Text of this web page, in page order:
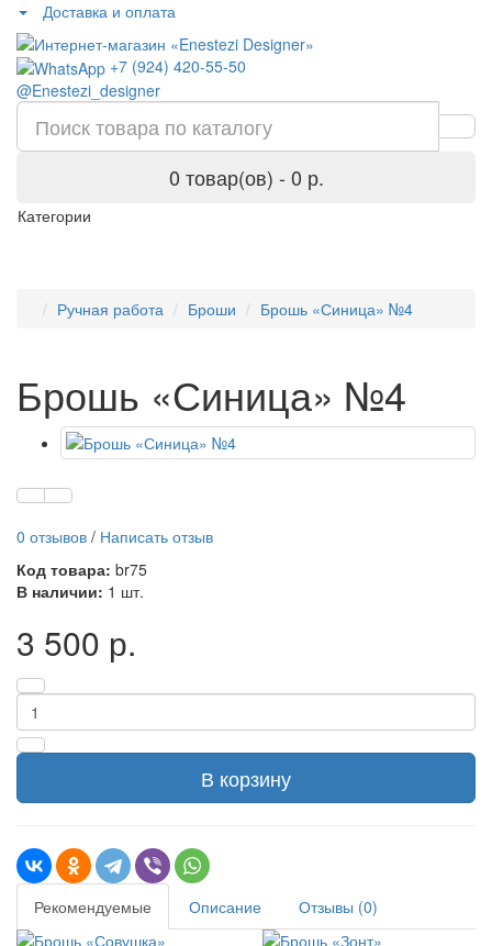
Доставка и оплата
+7 (924) 420-55-50
@Enestezi_designer
0 товар(ов) - 0 р.
Категории
Ручная работа Броши Брошь «Синица» №4
Брошь «Синица» №4
0 отзывов / Написать отзыв
Код товара: br75
В наличии: 1 шт.
3 500 р.
В корзину
Рекомендуемые Описание Отзывы (0)